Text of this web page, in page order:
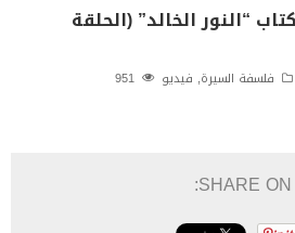
“النور الخالد” (الحلقة
فلسفة السيرة, فيديو
SHARE ON: